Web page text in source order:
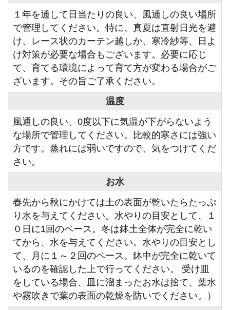
１年を通して日当たりの良い、風通しの良い場所
で管理してください。特に、真夏は直射日光を避
け、レース状のカーテン越しか、寒冷紗等、日よ
け対策が必要な場合もございます。必要に応じ
て、育てる環境によって育て方が変わる場合がご
ざいます。その旨ご了承ください。
温度
風通しの良い、0度以下に気温が下がらないよう
な場所で管理してください。比較的寒さには強い
方です。蒸れには弱いですので、気をつけてくだ
さい。
お水
春先から秋にかけては土の表面が乾いたらたっぷ
り水を与えてください。水やりの目安として、１
０日に1回のペース。冬は鉢土全体が完全に乾い
てから、水を与えてください。水やりの目安とし
て、月に１～２回のペース。鉢中が完全に乾いて
いるのを確認した上で行ってください。 受け皿
をしている場合、皿に溜まったお水は捨て、葉水
や霧吹きで葉の表面の乾燥を防いでください。）